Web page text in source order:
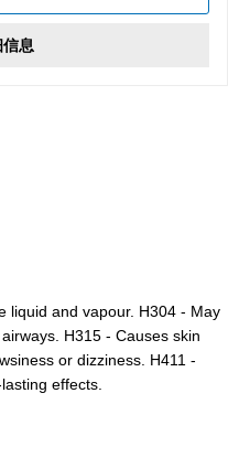
息
liquid and vapour. H304 - May
H315 - Causes skin
or dizziness. H411 -
effects.